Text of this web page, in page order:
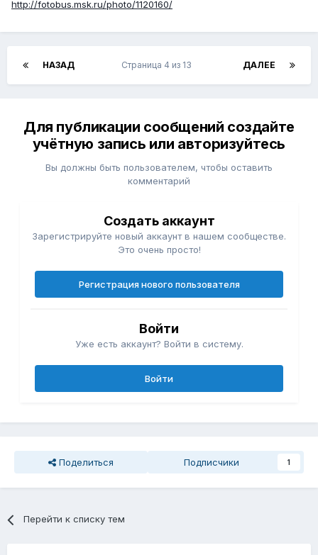
http://fotobus.msk.ru/photo/1120160/
НАЗАД ДАЛЕЕ
Страница 4 из 13
Для публикации сообщений создайте
учётную запись или авторизуйтесь
Вы должны быть пользователем, чтобы оставить
комментарий
Создать аккаунт
Зарегистрируйте новый аккаунт в нашем сообществе.
Это очень просто!
Регистрация нового пользователя
Войти
Уже есть аккаунт? Войти в систему.
Войти
Поделиться Подписчики 1
Перейти к списку тем